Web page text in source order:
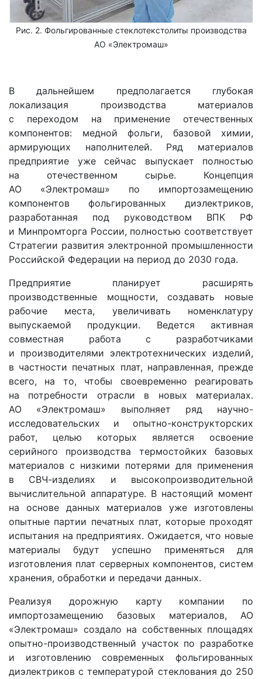
Рис. 2. Фольгированные стеклотекстолиты производства
АО «Электромаш»
В дальнейшем предполагается глубокая
локализация производства материалов
с переходом на применение отечественных
компонентов: медной фольги, базовой химии,
армирующих наполнителей. Ряд материалов
предприятие уже сейчас выпускает полностью
на отечественном сырье. Концепция
АО «Электромаш» по импортозамещению
компонентов фольгированных диэлектриков,
разработанная под руководством ВПК РФ
и Минпромторга России, полностью соответствует
Стратегии развития электронной промышленности
Российской Федерации на период до 2030 года.
Предприятие планирует расширять
производственные мощности, создавать новые
рабочие места, увеличивать номенклатуру
выпускаемой продукции. Ведется активная
совместная работа с разработчиками
и производителями электротехнических изделий,
в частности печатных плат, направленная, прежде
всего, на то, чтобы своевременно реагировать
на потребности отрасли в новых материалах.
АО «Электромаш» выполняет ряд научно-
исследовательских и опытно-конструкторских
работ, целью которых является освоение
серийного производства термостойких базовых
материалов с низкими потерями для применения
в СВЧ-изделиях и высокопроизводительной
вычислительной аппаратуре. В настоящий момент
на основе данных материалов уже изготовлены
опытные партии печатных плат, которые проходят
испытания на предприятиях. Ожидается, что новые
материалы будут успешно применяться для
изготовления плат серверных компонентов, систем
хранения, обработки и передачи данных.
Реализуя дорожную карту компании по
импортозамещению базовых материалов, АО
«Электромаш» создало на собственных площадях
опытно-производственный участок по разработке
и изготовлению современных фольгированных
диэлектриков с температурой стеклования до 250